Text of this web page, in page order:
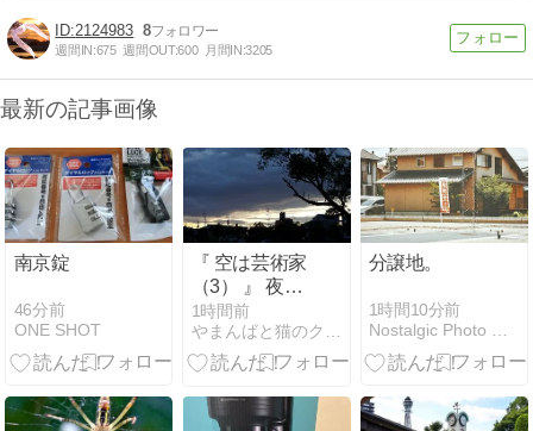
2124983 8
週間IN:675 週間OUT:600 月間IN:3205
最新の記事画像
南京錠
46分前
ONE SHOT
『 空は芸術家
（3） 』 夜明
けを告げ
て・・・空
1時間前
やまんばと猫のクーちゃん | 小さな花壇と、五匹の猫の物語
分譲地。
1時間10分前
Nostalgic Photo Diary